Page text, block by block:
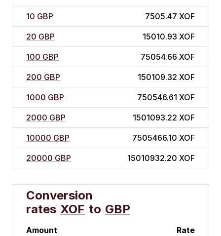
10 GBP 7505.47 XOF
20 GBP 15010.93 XOF
100 GBP 75054.66 XOF
200 GBP 150109.32 XOF
1000 GBP 750546.61 XOF
2000 GBP 1501093.22 XOF
10000 GBP 7505466.10 XOF
20000 GBP 15010932.20 XOF
Conversion
rates XOF to GBP
Amount Rate